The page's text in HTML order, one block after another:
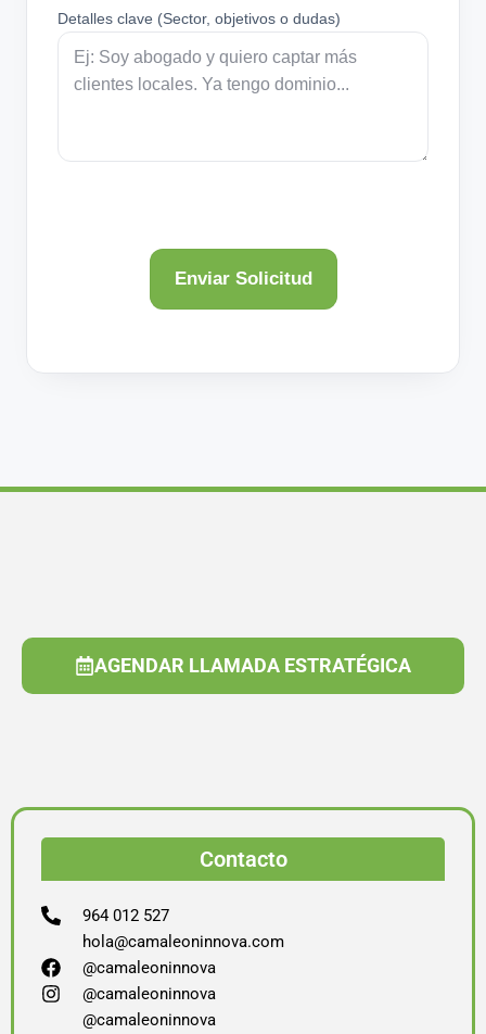
Detalles clave (Sector, objetivos o dudas)
AGENDAR LLAMADA ESTRATÉGICA
Contacto
964 012 527
hola@camaleoninnova.com
@camaleoninnova
@camaleoninnova
@camaleoninnova